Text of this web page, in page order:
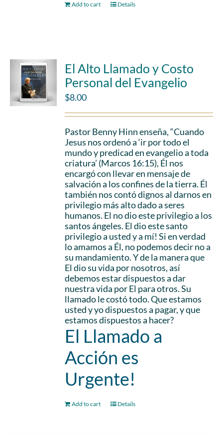
Add to cart Details
El Alto Llamado y Costo
Personal del Evangelio
$8.00
Pastor Benny Hinn enseña, “Cuando
Jesus nos ordenó a ‘ir por todo el
mundo y predicad en evangelio a toda
criatura’ (Marcos 16:15), Él nos
encargó con llevar en mensaje de
salvación a los confines de la tierra. Él
también nos contó dignos al darnos en
privilegio más alto dado a seres
humanos. El no dio este privilegio a los
santos ángeles. El dio este santo
privilegio a usted y a mí! Si en verdad
lo amamos a Él, no podemos decir no a
su mandamiento. Y de la manera que
El dio su vida por nosotros, así
debemos estar dispuestos a dar
nuestra vida por El para otros. Su
llamado le costó todo. Que estamos
usted y yo dispuestos a pagar, y que
estamos dispuestos a hacer?
El Llamado a
Acción es
Urgente!
Add to cart Details